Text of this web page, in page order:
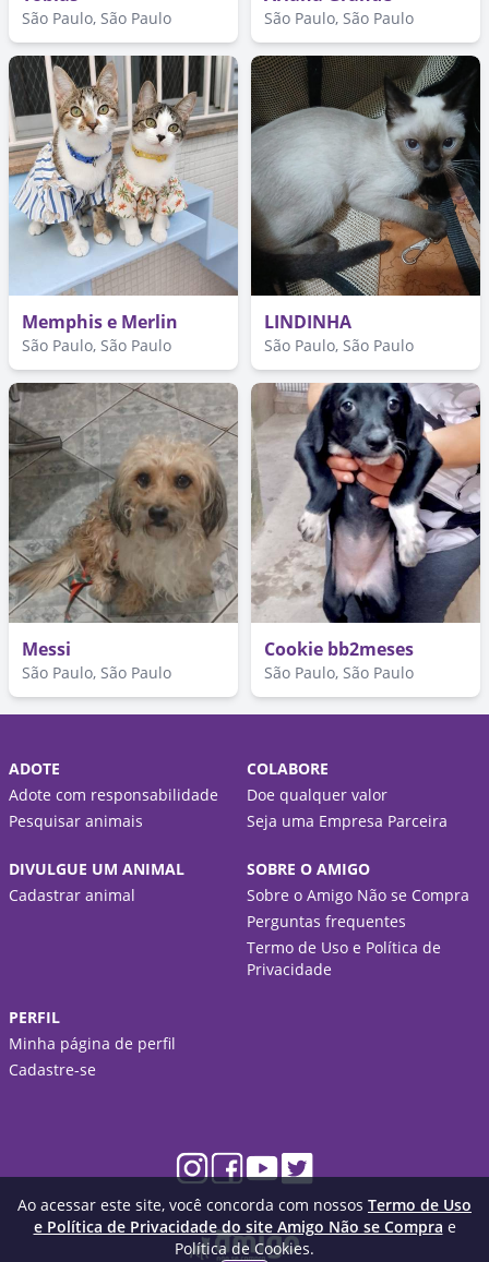
São Paulo, São Paulo São Paulo, São Paulo
Memphis e Merlin
São Paulo, São Paulo
LINDINHA
São Paulo, São Paulo
Messi
São Paulo, São Paulo
Cookie bb2meses
São Paulo, São Paulo
Ao acessar este site, você concorda com nossos Termo de Uso
e Política de Privacidade do site Amigo Não se Compra e
Política de Cookies.
ADOTE
Adote com responsabilidade
Pesquisar animais
COLABORE
Doe qualquer valor
Seja uma Empresa Parceira
DIVULGUE UM ANIMAL
Cadastrar animal
SOBRE O AMIGO
Sobre o Amigo Não se Compra
Perguntas frequentes
Termo de Uso e Política de
Privacidade
PERFIL
Minha página de perfil
Cadastre-se